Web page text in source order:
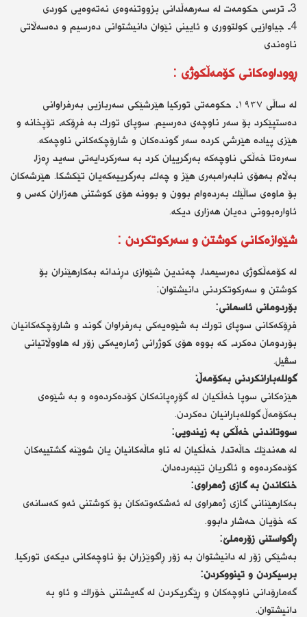
3ـ ترسی حكومەت لە سەرهەڵدانی بزووتنەوەی نەتەوەیی كوردی
4ـ جیاوازیی كولتووری و ئایینی نێوان دانیشتوانی دەرسیم و دەسەڵاتی
ناوەندی
ڕووداوەكانی كۆمەڵكوژی :
لە ساڵی ١٩٣٧، حكومەتی توركیا هێرشێكی سەربازیی بەرفراوانی
دەستپێكرد بۆ سەر ناوچەی دەرسیم. سوپای تورك بە فڕۆكە، تۆپخانە و
هێزی پیادە هێرشی كردە سەر گوندەكان و شارۆچكەكانی ناوچەكە.
سەرەتا خەڵكی ناوچەكە بەرگرییان كرد بە سەركردایەتی سەید ڕەزا،
بەڵام بەهۆی نابەرامبەری هێز و چەك، بەرگرییەكەیان تێكشكا. هێرشەكان
بۆ ماوەی ساڵێك بەردەوام بوون و بوونە هۆی كوشتنی هەزاران كەس و
ئاوارەبوونی دەیان هەزاری دیكە.
شێوازەكانی كوشتن و سەركوتكردن :
لە كۆمەڵكوژی دەرسیمدا، چەندین شێوازی دڕندانە بەكارهێنران بۆ
كوشتن و سەركوتكردنی دانیشتوان:
بۆردومانی ئاسمانی:
فڕۆكەكانی سوپای تورك بە شێوەیەكی بەرفراوان گوند و شارۆچكەكانیان
بۆردومان دەكرد، كە بووە هۆی كوژرانی ژمارەیەكی زۆر لە هاووڵاتیانی
سڤیل.
گوللەبارانكردنی بەكۆمەڵ:
هێزەكانی سوپا خەڵكیان لە گۆڕەپانەكان كۆدەكردەوە و بە شێوەی
بەكۆمەڵ گوللەبارانیان دەكردن.
سووتاندنی خەڵكی بە زیندویی:
لە هەندێك حاڵەتدا، خەڵكیان لە ناو ماڵەكانیان یان شوێنە گشتییەكان
كۆدەكردەوە و ئاگریان تێبەردەدان.
خنكاندن بە گازی ژەهراوی:
بەكارهێنانی گازی ژەهراوی لە ئەشكەوتەكان بۆ كوشتنی ئەو كەسانەی
كە خۆیان حەشار دابوو.
ڕاگواستنی زۆرەملێ:
بەشێكی زۆر لە دانیشتوان بە زۆر ڕاگوێزران بۆ ناوچەكانی دیكەی توركیا.
برسیكردن و تینووكردن:
گەمارۆدانی ناوچەكان و ڕێگریكردن لە گەیشتنی خۆراك و ئاو بە
دانیشتوان.